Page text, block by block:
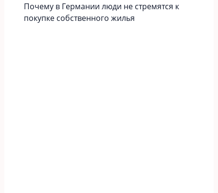
Почему в Германии люди не стремятся к
покупке собственного жилья